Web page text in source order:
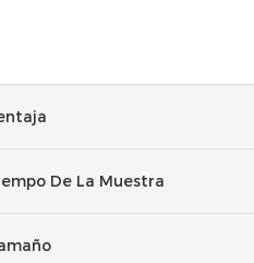
De La Muestra